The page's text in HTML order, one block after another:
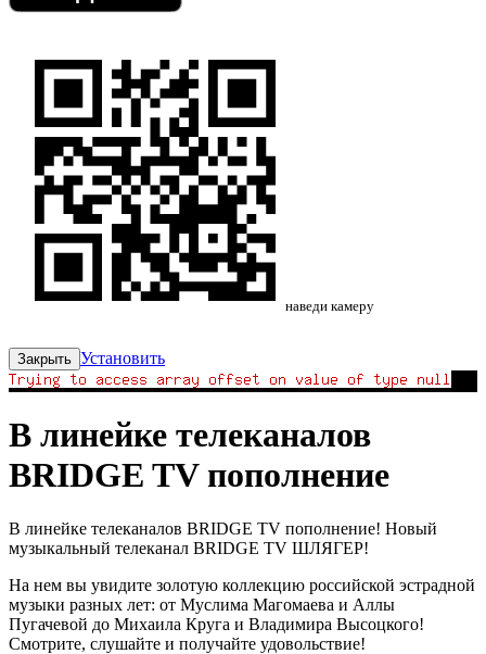
наведи камеру
Закрыть Установить
В линейке телеканалов
BRIDGE TV пополнение
В линейке телеканалов BRIDGE TV пополнение! Новый
музыкальный телеканал BRIDGE TV ШЛЯГЕР!
На нем вы увидите золотую коллекцию российской эстрадной
музыки разных лет: от Муслима Магомаева и Аллы
Пугачевой до Михаила Круга и Владимира Высоцкого!
Смотрите, слушайте и получайте удовольствие!